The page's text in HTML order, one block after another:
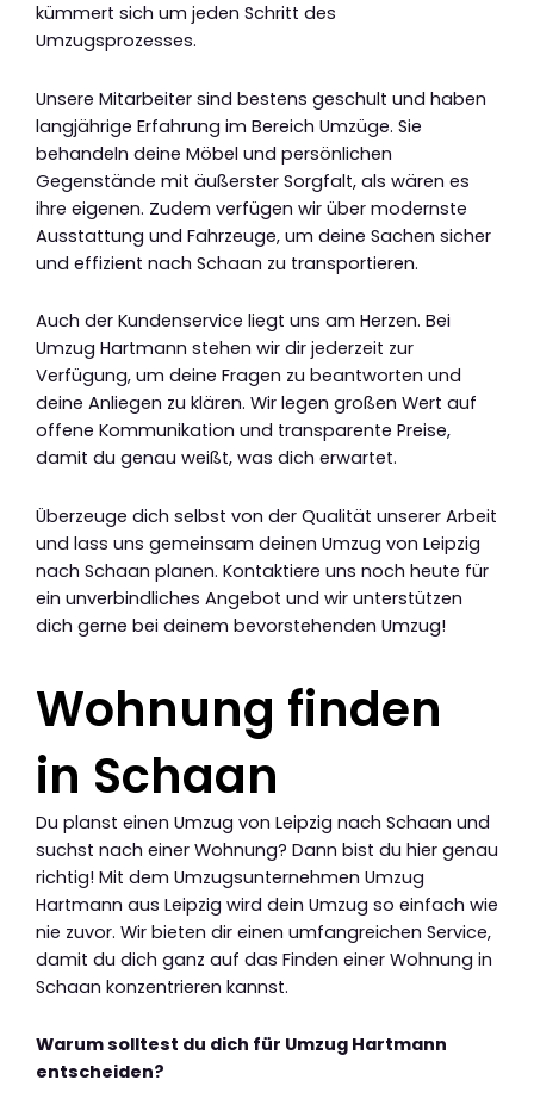
kümmert sich um jeden Schritt des
Umzugsprozesses.
Unsere Mitarbeiter sind bestens geschult und haben
langjährige Erfahrung im Bereich Umzüge. Sie
behandeln deine Möbel und persönlichen
Gegenstände mit äußerster Sorgfalt, als wären es
ihre eigenen. Zudem verfügen wir über modernste
Ausstattung und Fahrzeuge, um deine Sachen sicher
und effizient nach Schaan zu transportieren.
Auch der Kundenservice liegt uns am Herzen. Bei
Umzug Hartmann stehen wir dir jederzeit zur
Verfügung, um deine Fragen zu beantworten und
deine Anliegen zu klären. Wir legen großen Wert auf
offene Kommunikation und transparente Preise,
damit du genau weißt, was dich erwartet.
Überzeuge dich selbst von der Qualität unserer Arbeit
und lass uns gemeinsam deinen Umzug von Leipzig
nach Schaan planen. Kontaktiere uns noch heute für
ein unverbindliches Angebot und wir unterstützen
dich gerne bei deinem bevorstehenden Umzug!
Wohnung finden
in Schaan
Du planst einen Umzug von Leipzig nach Schaan und
suchst nach einer Wohnung? Dann bist du hier genau
richtig! Mit dem Umzugsunternehmen Umzug
Hartmann aus Leipzig wird dein Umzug so einfach wie
nie zuvor. Wir bieten dir einen umfangreichen Service,
damit du dich ganz auf das Finden einer Wohnung in
Schaan konzentrieren kannst.
Warum solltest du dich für Umzug Hartmann
entscheiden?